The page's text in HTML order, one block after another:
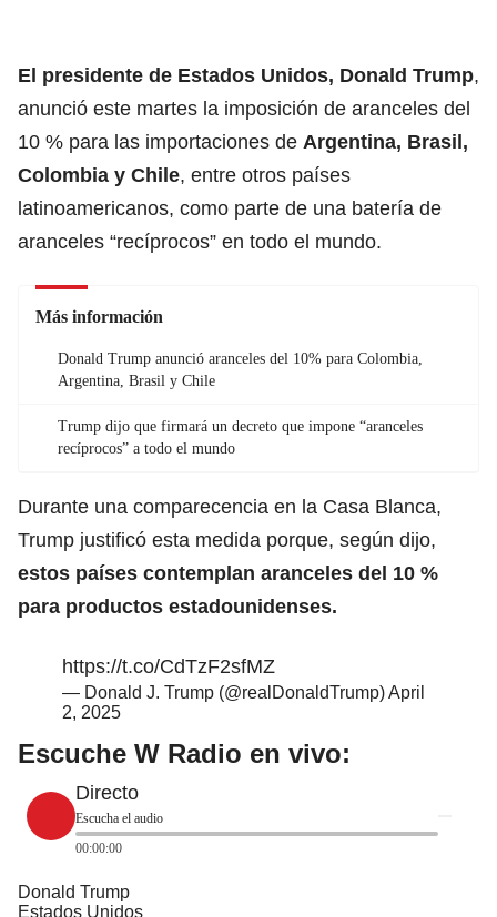
El presidente de Estados Unidos, Donald Trump,
anunció este martes la imposición de aranceles del
10 % para las importaciones de Argentina, Brasil,
Colombia y Chile, entre otros países
latinoamericanos, como parte de una batería de
aranceles “recíprocos” en todo el mundo.
Más información
Donald Trump anunció aranceles del 10% para Colombia,
Argentina, Brasil y Chile
Trump dijo que firmará un decreto que impone “aranceles
recíprocos” a todo el mundo
Durante una comparecencia en la Casa Blanca,
Trump justificó esta medida porque, según dijo,
estos países contemplan aranceles del 10 %
para productos estadounidenses.
https://t.co/CdTzF2sfMZ
— Donald J. Trump (@realDonaldTrump)April
2, 2025
Escuche W Radio en vivo:
Directo
Escucha el audio
00:00:00
Donald Trump
Estados Unidos